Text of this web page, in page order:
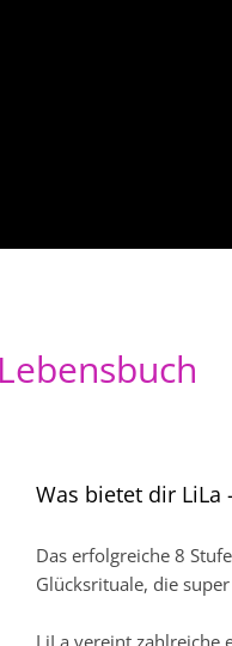
Was bietet dir LiLa
Das erfolgreiche 8
Glücksrituale, die
LiLa vereint zahlreiche